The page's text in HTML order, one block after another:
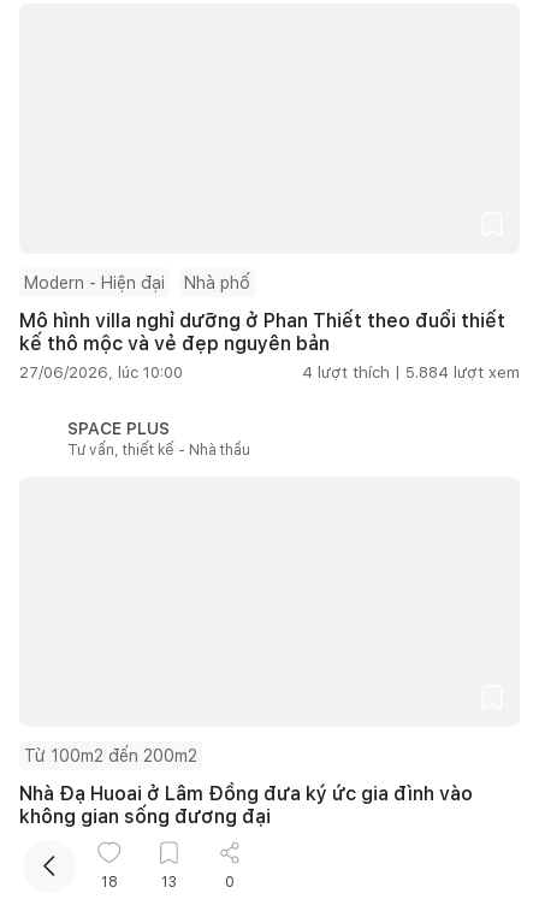
Modern - Hiện đại Nhà phố
Mô hình villa nghỉ dưỡng ở Phan Thiết theo đuổi thiết
kế thô mộc và vẻ đẹp nguyên bản
27/06/2026, lúc 10:00 4 lượt thích | 5.884 lượt xem
SPACE PLUS
Tư vấn, thiết kế - Nhà thầu
Từ 100m2 đến 200m2
Nhà Đạ Huoai ở Lâm Đồng đưa ký ức gia đình vào
không gian sống đương đại
27/06/2026, lúc 10:00
18 13 0